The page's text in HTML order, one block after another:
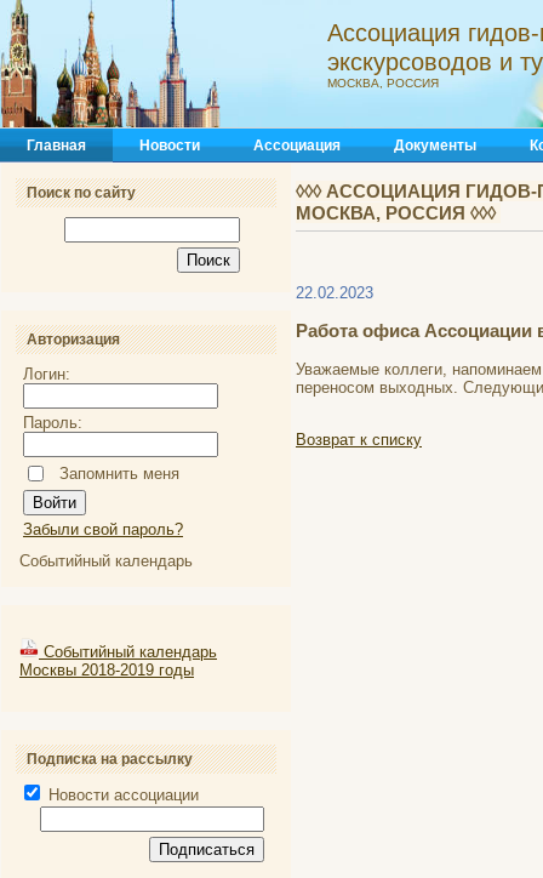
Ассоциация
экскурсоводов и
МОСКВА, РОССИЯ
Главная Новости Ассоциация Документы
Поиск по сайту
Авторизация
Логин:
Пароль:
Запомнить меня
Забыли свой пароль?
Событийный календарь
Событийный календарь
Москвы 2018-2019 годы
Подписка на рассылку
Новости ассоциации
◊◊◊ АССОЦИАЦИЯ
МОСКВА, РОССИЯ ◊◊◊
22.02.2023
Работа офиса Ассоциации
Уважаемые коллеги,
переносом выходных.
Возврат к списку